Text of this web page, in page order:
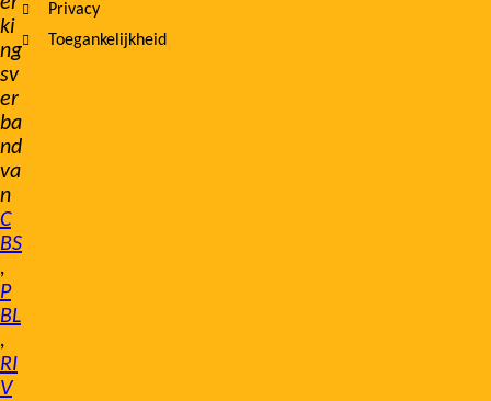
ki
ng
sv
er
ba
nd
va
n
C
BS
,
P
BL
,
RI
V
Privacy
Toegankelijkheid